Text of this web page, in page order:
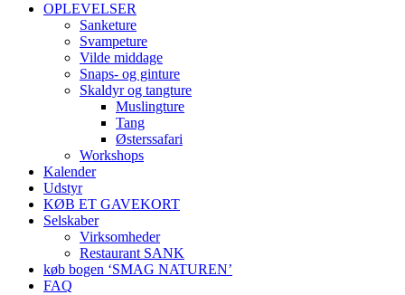
OPLEVELSER
Sanketure
Svampeture
Vilde middage
Snaps- og ginture
Skaldyr og tangture
Muslingture
Tang
Østerssafari
Workshops
Kalender
Udstyr
KØB ET GAVEKORT
Selskaber
Virksomheder
Restaurant SANK
køb bogen ‘SMAG NATUREN’
FAQ